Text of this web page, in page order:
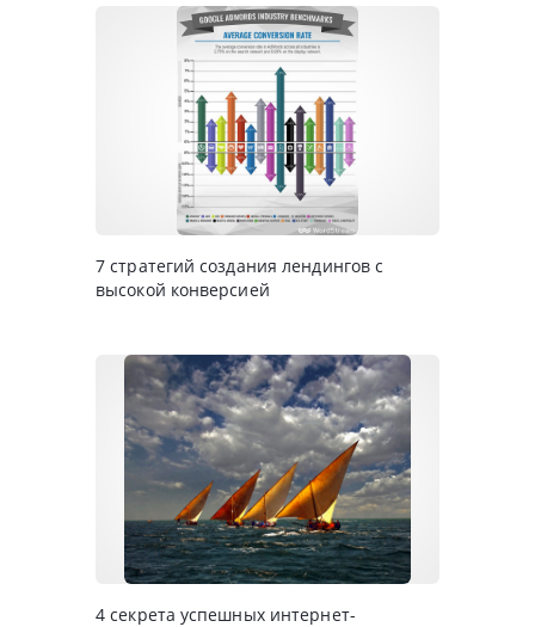
7 стратегий создания лендингов с
высокой конверсией
4 секрета успешных интернет-